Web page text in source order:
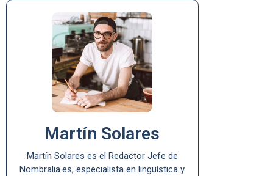
Martín Solares
Martín Solares es el Redactor Jefe de
Nombralia.es, especialista en lingüística y